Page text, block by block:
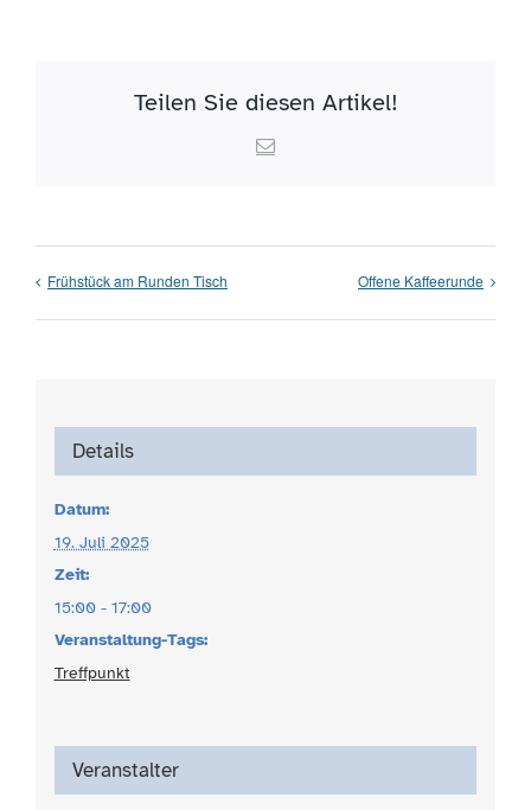
Teilen Sie diesen Artikel!
Email
Frühstück am Runden Tisch Offene Kaffeerunde
Details
Datum:
19. Juli 2025
Zeit:
15:00 - 17:00
Veranstaltung-Tags:
Treffpunkt
Veranstalter